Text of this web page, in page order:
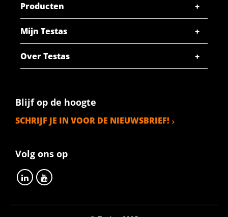
Producten
Mijn Testas
Over Testas
Blijf op de hoogte
SCHRIJF JE IN VOOR DE NIEUWSBRIEF!
Volg ons op